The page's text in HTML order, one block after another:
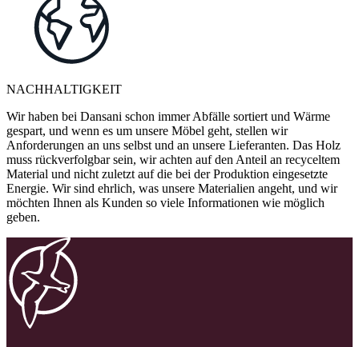
NACHHALTIGKEIT
Wir haben bei Dansani schon immer Abfälle sortiert und Wärme
gespart, und wenn es um unsere Möbel geht, stellen wir
Anforderungen an uns selbst und an unsere Lieferanten. Das Holz
muss rückverfolgbar sein, wir achten auf den Anteil an recyceltem
Material und nicht zuletzt auf die bei der Produktion eingesetzte
Energie. Wir sind ehrlich, was unsere Materialien angeht, und wir
möchten Ihnen als Kunden so viele Informationen wie möglich
geben.